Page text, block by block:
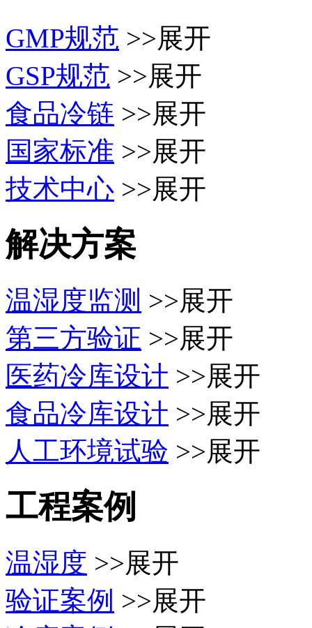
GMP规范 >>展开
GSP规范 >>展开
食品冷链 >>展开
国家标准 >>展开
技术中心 >>展开
解决方案
温湿度监测 >>展开
第三方验证 >>展开
医药冷库设计 >>展开
食品冷库设计 >>展开
人工环境试验 >>展开
工程案例
温湿度 >>展开
验证案例 >>展开